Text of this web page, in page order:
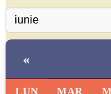
«
LUN MAR